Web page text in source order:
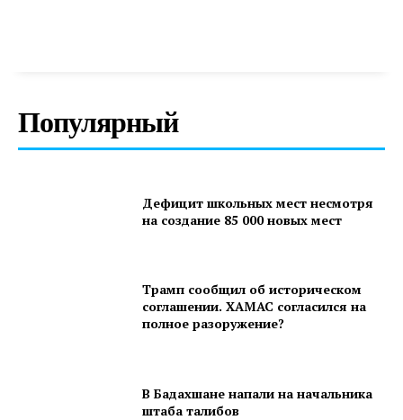
Популярный
Дефицит школьных мест несмотря
на создание 85 000 новых мест
Трамп сообщил об историческом
соглашении. ХАМАС согласился на
полное разоружение?
В Бадахшане напали на начальника
штаба талибов